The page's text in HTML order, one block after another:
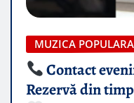
MUZICA POPULARA
Contact
Rezervă din